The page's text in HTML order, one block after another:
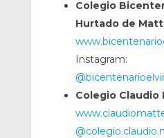
Colegio
Hurtado de
Instagram:
Colegio Claudio